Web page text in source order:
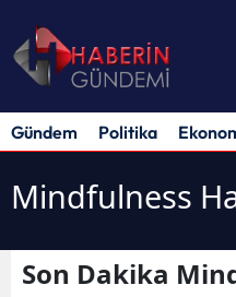
Gündem Politika
Mindfulness
Son Dakika